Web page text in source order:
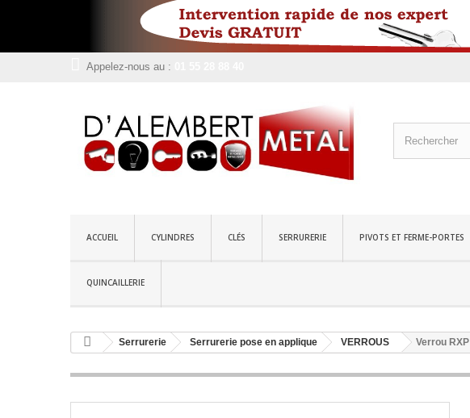
Appelez-nous au :
ACCUEIL CYLINDRES CLÉS SERRURERIE PIVOTS ET FERME-PORTES
QUINCAILLERIE
Serrurerie Serrurerie pose en applique VERROUS Verrou RXP